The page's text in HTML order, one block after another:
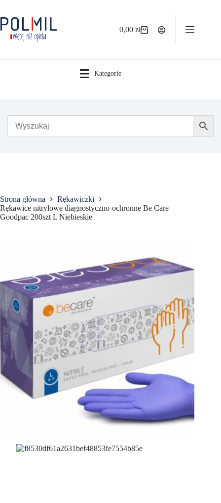
treści
Koszyk
0,00zł
Kategorie
Strona główna
Rękawiczki
Rękawice nitrylowe diagnostyczno-ochronne Be Care
Goodpac 200szt L Niebieskie